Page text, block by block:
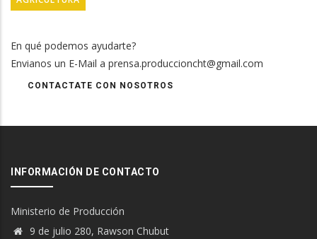
En qué podemos ayudarte?
Envianos un E-Mail a prensa.produccioncht@gmail.com
CONTACTATE CON NOSOTROS
INFORMACIÓN DE CONTACTO
Ministerio de Producción
9 de julio 280, Rawson Chubut